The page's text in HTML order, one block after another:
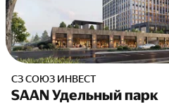
СЗ СОЮЗ ИНВЕСТ
SAAN Удельный парк